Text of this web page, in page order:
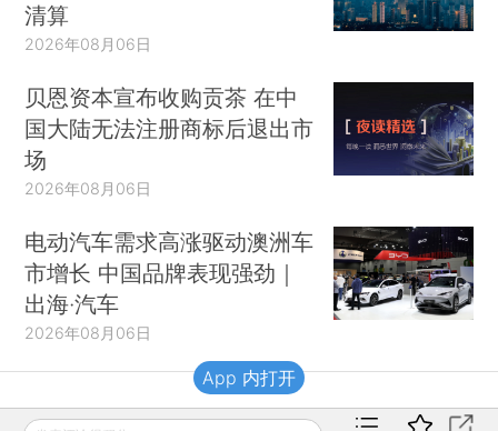
清算
2026年08月06日
贝恩资本宣布收购贡茶 在中
国大陆无法注册商标后退出市
场
2026年08月06日
电动汽车需求高涨驱动澳洲车
市增长 中国品牌表现强劲｜
出海·汽车
2026年08月06日
财新移动
App 内打开